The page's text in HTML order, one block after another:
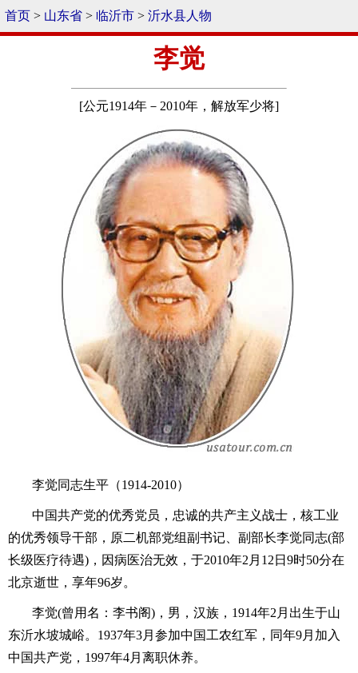
首页 > 山东省 > 临沂市 > 沂水县人物
李觉
[公元1914年－2010年，解放军少将]
李觉同志生平（1914-2010）
中国共产党的优秀党员，忠诚的共产主义战士，核工业
的优秀领导干部，原二机部党组副书记、副部长李觉同志(部
长级医疗待遇)，因病医治无效，于2010年2月12日9时50分在
北京逝世，享年96岁。
李觉(曾用名：李书阁)，男，汉族，1914年2月出生于山
东沂水坡城峪。1937年3月参加中国工农红军，同年9月加入
中国共产党，1997年4月离职休养。